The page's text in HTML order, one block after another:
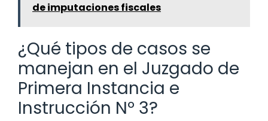
de imputaciones fiscales
¿Qué tipos de casos se
manejan en el Juzgado de
Primera Instancia e
Instrucción Nº 3?